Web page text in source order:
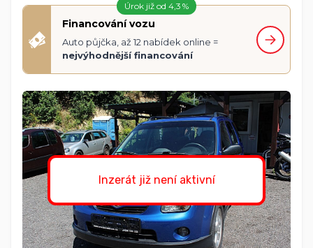
Úrok již od 4,3 %
Financování vozu
Auto půjčka, až 12 nabídek online =
nejvýhodnější financování
Inzerát již není aktivní